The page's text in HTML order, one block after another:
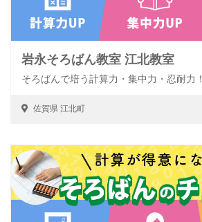
岩永そろばん教室 江北教室
そろばんで培う計算力・集中力・忍耐力！
佐賀県 江北町